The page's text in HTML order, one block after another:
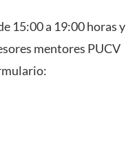
15:00 a 19:00 horas y
mentores PUCV